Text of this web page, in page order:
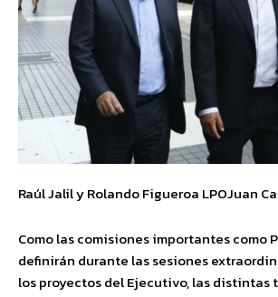
Raúl Jalil y Rolando Figueroa LPOJuan
Como las comisiones importantes como
definirán durante las sesiones
los proyectos del Ejecutivo, las distintas